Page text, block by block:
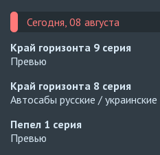
Сегодня, 08 августа
Край горизонта 9 серия
Превью
Край горизонта 8 серия
Автосабы русские / украинские
Пепел 1 серия
Превью